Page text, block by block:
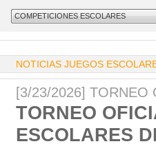
COMPETICIONES ESCOLARES
NOTICIAS JUEGOS
[3/23/2026] TORNEO
TORNEO
ESCOLARES